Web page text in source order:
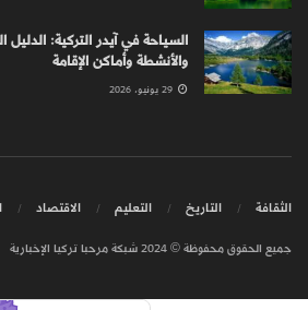
السياحة في آيدر التركية:
والأنشطة وأماكن الإقامة
الثقافة التاريخ التعليم الاقتصاد
جميع الحقوق محفوظة © 2024 شبكة مرحبا تركيا الإخبارية